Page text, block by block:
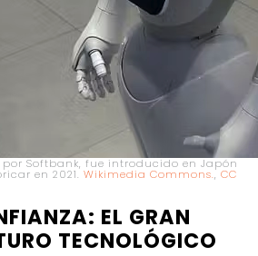
por Softbank, fue introducido en Japón
en 2021. Wikimedia Commons., CC
EL GRAN
TECNOLÓGICO